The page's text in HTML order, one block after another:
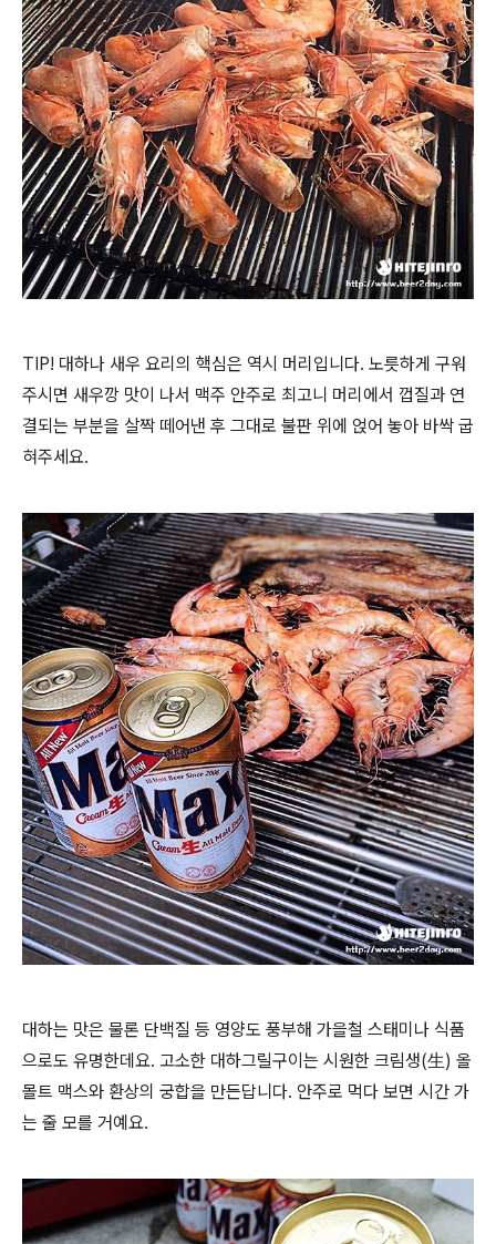
TIP! 대하나 새우 요리의 핵심은 역시 머리입니다. 노릇하게 구워
주시면 새우깡 맛이 나서 맥주 안주로 최고니 머리에서 껍질과 연
결되는 부분을 살짝 떼어낸 후 그대로 불판 위에 얹어 놓아 바싹 굽
혀주세요.
대하는 맛은 물론 단백질 등 영양도 풍부해 가을철 스태미나 식품
으로도 유명한데요. 고소한 대하그릴구이는 시원한 크림생(生) 올
몰트 맥스와 환상의 궁합을 만든답니다. 안주로 먹다 보면 시간 가
는 줄 모를 거예요.